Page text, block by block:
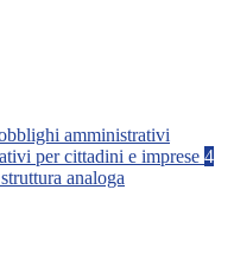
amministrativi
per cittadini e imprese 4
analoga